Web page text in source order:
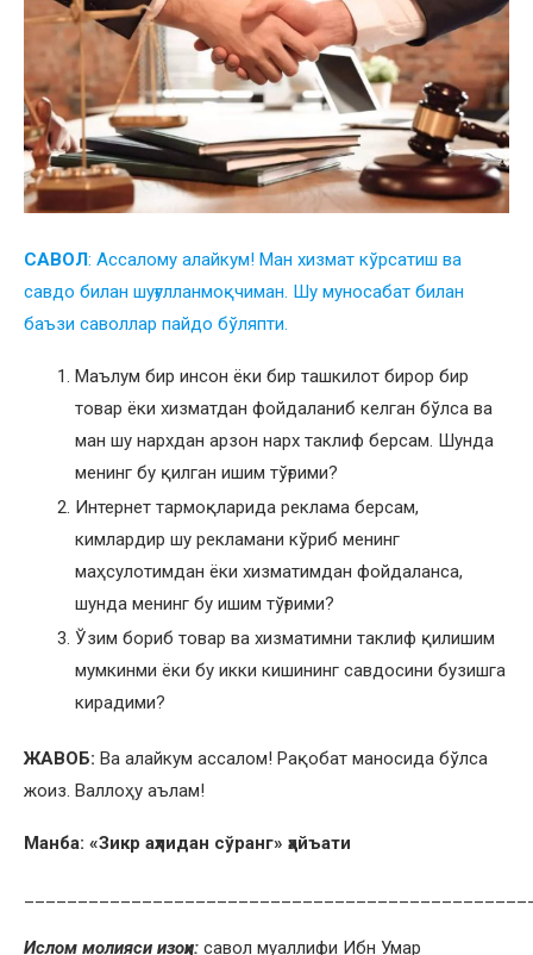
CАВОЛ: Ассалому алайкум! Ман хизмат кўрсатиш ва
савдо билан шуғулланмоқчиман. Шу муносабат билан
баъзи саволлар пайдо бўляпти.
Маълум бир инсон ёки бир ташкилот бирор бир
товар ёки хизматдан фойдаланиб келган бўлса ва
ман шу нархдан арзон нарх таклиф берсам. Шунда
менинг бу қилган ишим тўғрими?
Интернет тармоқларида реклама берсам,
кимлардир шу рекламани кўриб менинг
маҳсулотимдан ёки хизматимдан фойдаланса,
шунда менинг бу ишим тўғрими?
Ўзим бориб товар ва хизматимни таклиф қилишим
мумкинми ёки бу икки кишининг савдосини бузишга
кирадими?
ЖАВОБ: Ва алайкум ассалом! Рақобат маносида бўлса
жоиз. Валлоҳу аълам!
Манба: «Зикр аҳлидан сўранг» ҳайъати
Ислом молияси изоҳи: савол муаллифи Ибн Умар